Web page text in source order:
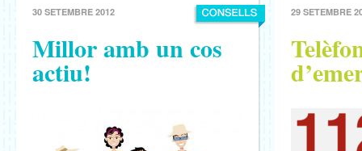
30 SETEMBRE 2012
Millor amb un cos
actiu!
29 SETEMBRE